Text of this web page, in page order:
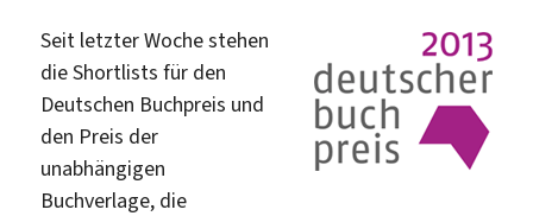
Seit letzter Woche stehen
die Shortlists für den
Deutschen Buchpreis und
den Preis der
unabhängigen
Buchverlage, die